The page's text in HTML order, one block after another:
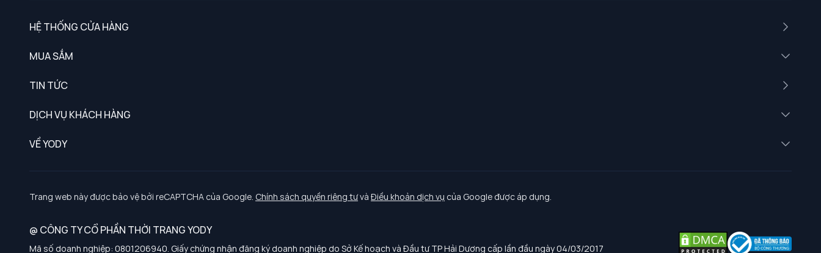
HỆ THỐNG CỬA HÀNG
MUA SẮM
TIN TỨC
DỊCH VỤ KHÁCH HÀNG
Chính sách khách hàng thân thiết
Chính sách bảo vệ dữ liệu cá nhân
Chính sách thanh toán, giao nhận
Chính sách chất lượng và an toàn sức khoẻ nghề nghiệp
VỀ YODY
Tuyển dụng
Trang web này được bảo vệ bởi reCAPTCHA của Google. Chính sách quyền riêng tưvà Điều khoản dịch vụ của Google được áp dụng.
@ CÔNG TY CỔ PHẦN THỜI TRANG YODY
Mã số doanh nghiệp: 0801206940. Giấy chứng nhận đăng ký doanh nghiệp do Sở Kế hoạch và Đầu tư TP Hải Dương cấp lần đầu ngày 04/03/2017